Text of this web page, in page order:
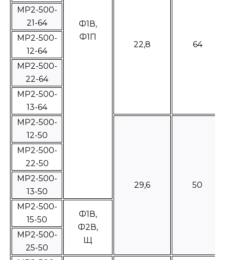
Ф1В,
Ф1П
22,8 64
МР2-500-
21-64
МР2-500-
12-64
МР2-500-
22-64
МР2-500-
13-64
МР2-500-
12-50
29,6 50
МР2-500-
22-50
МР2-500-
13-50
МР2-500-
15-50
Ф1В,
Ф2В,
Щ
МР2-500-
25-50